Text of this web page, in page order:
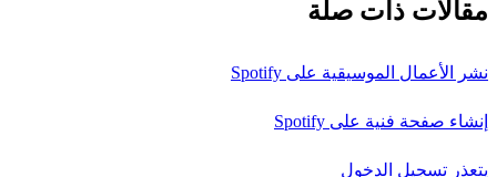
مقالات ذات صلة
نشر الأعمال الموسيقية على Spotify
إنشاء صفحة فنية على Spotify
يتعذر تسجيل الدخول